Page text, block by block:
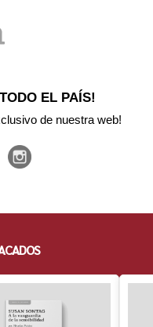
EL PAÍS!
de nuestra web!